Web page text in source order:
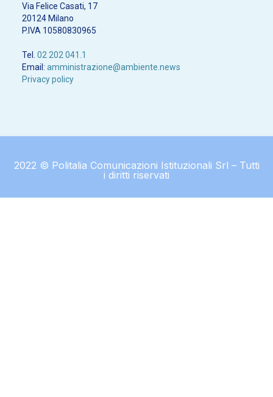
Via Felice Casati, 17
20124 Milano
P.IVA 10580830965
Tel. 02 202 041.1
Email: amministrazione@ambiente.news
Privacy policy
2022 © Politalia Comunicazioni Istituzionali Srl – Tutti
i diritti riservati